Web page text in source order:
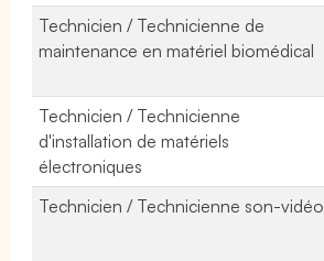
Technicien / Technicienne de
maintenance en matériel biomédical
Technicien / Technicienne
d'installation de matériels
électroniques
Technicien / Technicienne son-vidéo